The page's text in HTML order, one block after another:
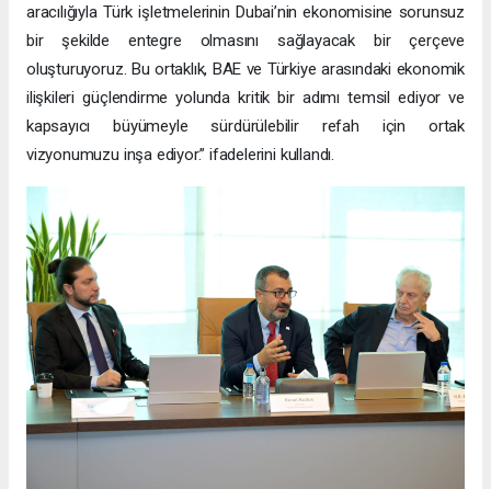
aracılığıyla Türk işletmelerinin Dubai’nin ekonomisine sorunsuz
bir şekilde entegre olmasını sağlayacak bir çerçeve
oluşturuyoruz. Bu ortaklık, BAE ve Türkiye arasındaki ekonomik
ilişkileri güçlendirme yolunda kritik bir adımı temsil ediyor ve
kapsayıcı büyümeyle sürdürülebilir refah için ortak
vizyonumuzu inşa ediyor.” ifadelerini kullandı.